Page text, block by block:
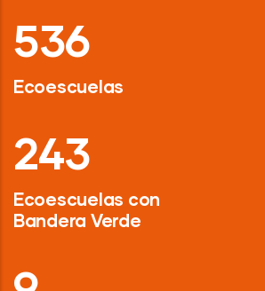
718
Ecoescuelas
326
Ecoescuelas con
Bandera Verde